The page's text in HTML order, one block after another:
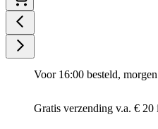
Voor 16:00 besteld,
Gratis verzending v.a. € 20